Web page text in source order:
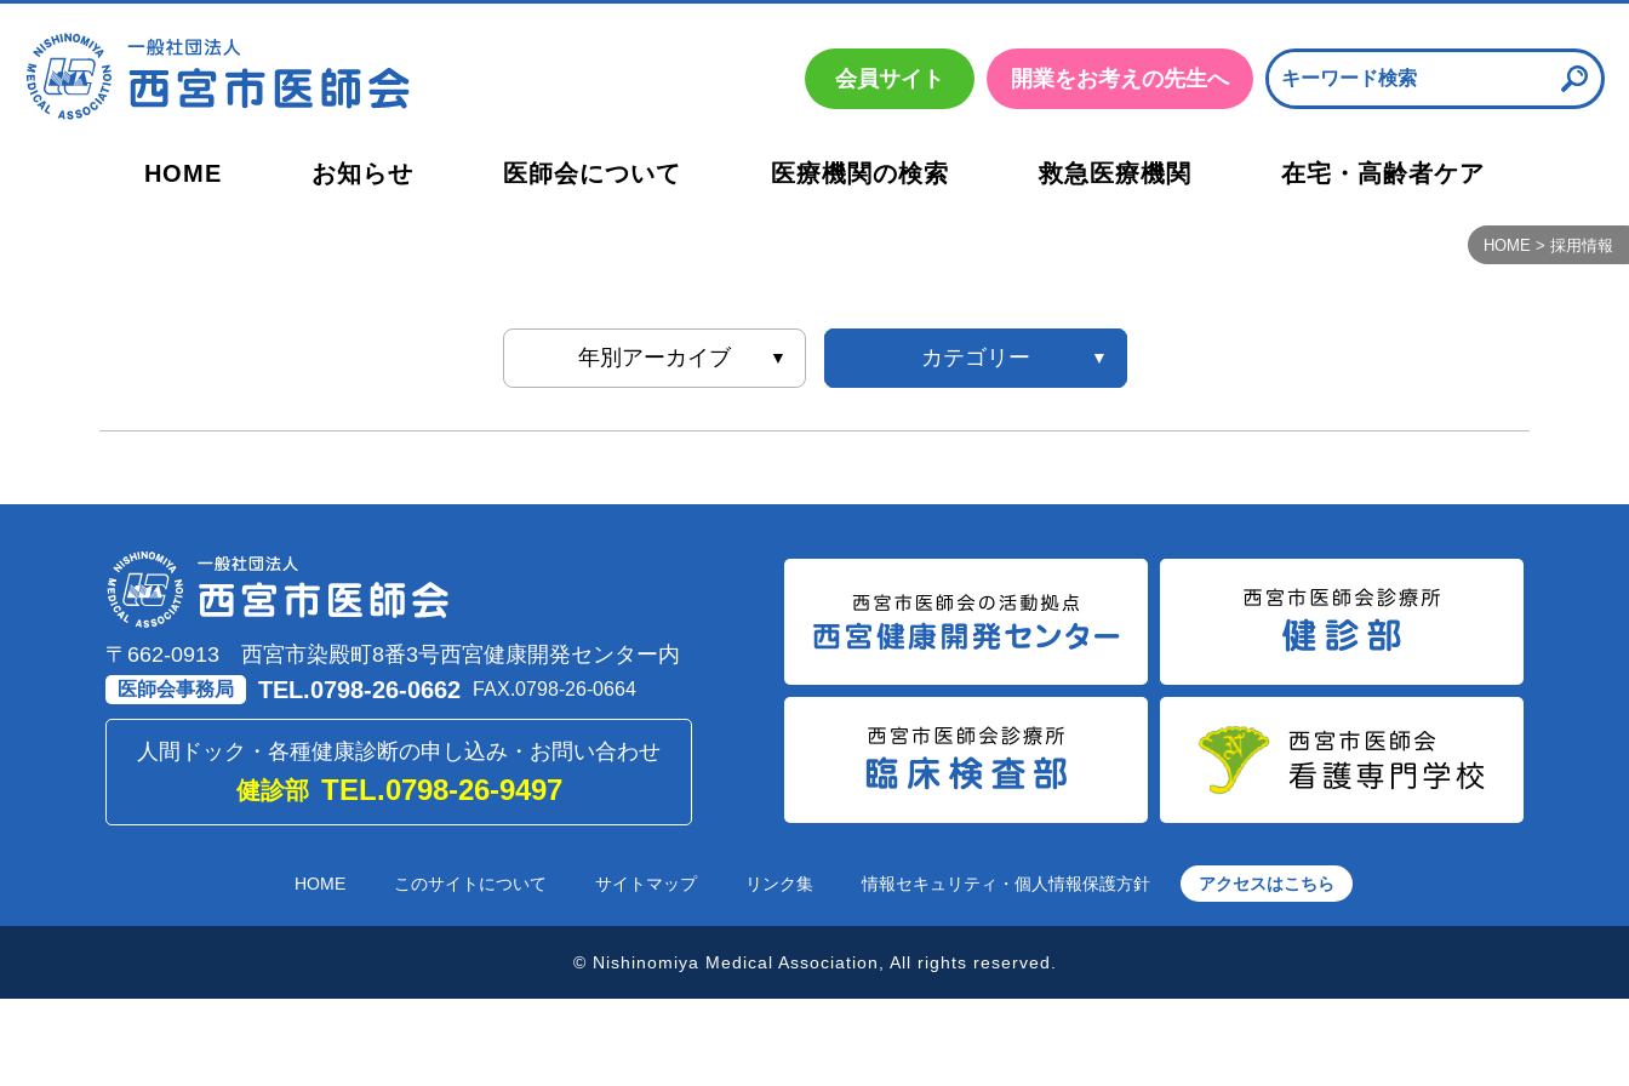
会員サイト
HOME お知らせ 医師会について
開業をお考えの先生方へ 活動内容 沿革・概要・アクセス
医療機関の検索 救急医療機関 在宅・高齢者ケア
開業をお考えの先生へ
HOME > 採用情報
年別アーカイブ カテゴリー
〒662-0913 西宮市染殿町8番3号西宮健康開発センター内
医師会事務局 TEL.0798-26-0662 FAX.0798-26-0664
人間ドック・各種健康診断の申し込み・お問い合わせ
健診部 TEL.0798-26-9497
HOME このサイトについて サイトマップ リンク集 情報セキュリティ・個人情報保護方針 アクセスはこちら
© Nishinomiya Medical Association, All rights reserved.